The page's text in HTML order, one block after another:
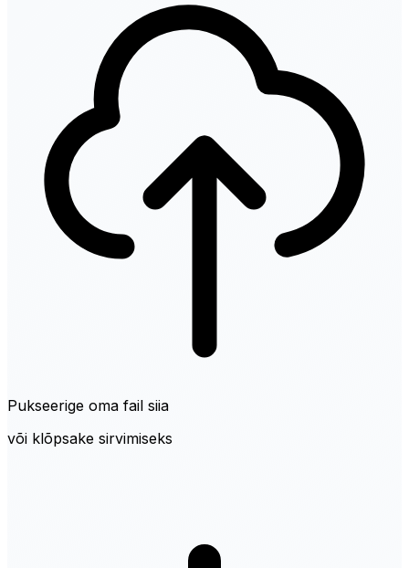
Pukseerige oma fail siia
või klõpsake sirvimiseks